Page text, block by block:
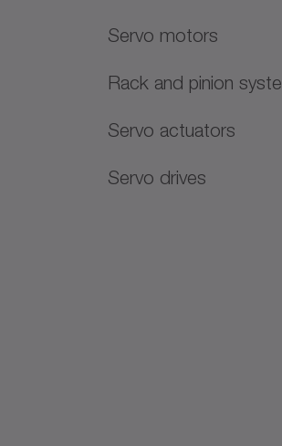
Servo motors
Rack and pinion
Servo actuators
Servo drives